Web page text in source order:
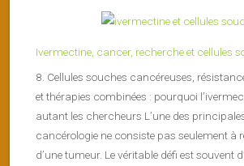
Ivermectine, cancer, recherche et cellules
8. Cellules souches cancéreuses,
et thérapies combinées : pourquoi
autant les chercheurs L’une des
cancérologie ne consiste pas seulement à
d’une tumeur. Le véritable défi est souvent